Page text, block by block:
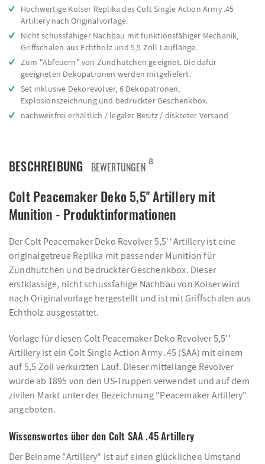
Hochwertige Kolser Replika des Colt Single Action Army .45
Artillery nach Originalvorlage.
Nicht schussfähiger Nachbau mit funktionsfähiger Mechanik,
Griffschalen aus Echtholz und 5,5 Zoll Lauflänge.
Zum "Abfeuern" von Zündhütchen geeignet. Die dafür
geeigneten Dekopatronen werden mitgeliefert.
Set inklusive Dekorevolver, 6 Dekopatronen,
Explosionszeichnung und bedruckter Geschenkbox.
nachweisfrei erhältlich / legaler Besitz / diskreter Versand
BESCHREIBUNG BEWERTUNGEN 8
Colt Peacemaker Deko 5,5'' Artillery mit
Munition - Produktinformationen
Der Colt Peacemaker Deko Revolver 5,5'' Artillery ist eine
originalgetreue Replika mit passender Munition für
Zündhütchen und bedruckter Geschenkbox. Dieser
erstklassige, nicht schussfähige Nachbau von Kolser wird
nach Originalvorlage hergestellt und ist mit Griffschalen aus
Echtholz ausgestattet.
Vorlage für diesen Colt Peacemaker Deko Revolver 5,5''
Artillery ist ein Colt Single Action Army .45 (SAA) mit einem
auf 5,5 Zoll verkürzten Lauf. Dieser mittellange Revolver
wurde ab 1895 von den US-Truppen verwendet und auf dem
zivilen Markt unter der Bezeichnung "Peacemaker Artillery"
angeboten.
Wissenswertes über den Colt SAA .45 Artillery
Der Beiname "Artillery" ist auf einen glücklichen Umstand